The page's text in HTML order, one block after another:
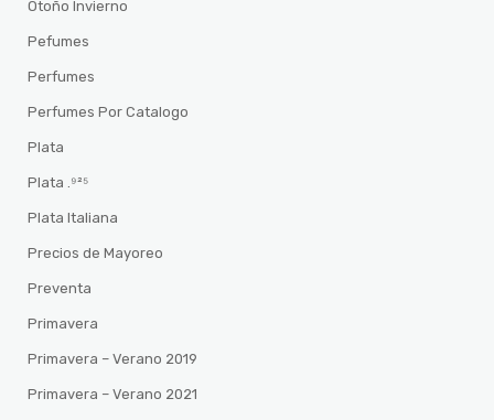
Otoño Invierno
Pefumes
Perfumes
Perfumes Por Catalogo
Plata
Plata .⁹²⁵
Plata Italiana
Precios de Mayoreo
Preventa
Primavera
Primavera – Verano 2019
Primavera – Verano 2021